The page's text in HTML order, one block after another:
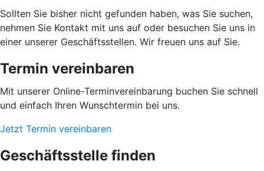
Sollten Sie bisher nicht gefunden haben, was Sie suchen,
nehmen Sie Kontakt mit uns auf oder besuchen Sie uns in
einer unserer Geschäftsstellen. Wir freuen uns auf Sie.
Termin vereinbaren
Mit unserer Online-Terminvereinbarung buchen Sie schnell
und einfach Ihren Wunschtermin bei uns.
Jetzt Termin vereinbaren
Geschäftsstelle finden